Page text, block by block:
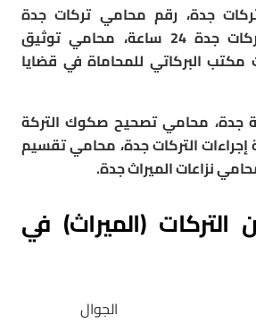
جدة، رقم محامي تركات جدة
واتساب، محامي تركات جدة 24 ساعة، محامي توثيق
مكتب البركاتي للمحاماة في قضايا
جدة، محامي تصحيح صكوك التركة
التركات جدة، محامي تقسيم
نزاعات الميراث جدة.
التركات (الميراث) في
الجوال